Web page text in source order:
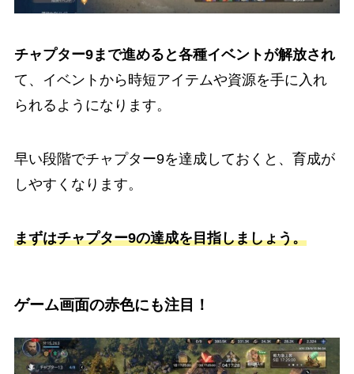
チャプター9まで進めると各種イベントが解放され
て、イベントから時短アイテムや資源を手に入れ
られるようになります。
早い段階でチャプター9を達成しておくと、育成が
しやすくなります。
まずはチャプター9の達成を目指しましょう。
ゲーム画面の赤色にも注目！